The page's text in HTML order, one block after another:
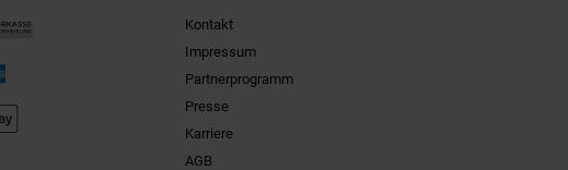
Kontakt
Impressum
Partnerprogramm
Presse
Karriere
AGB